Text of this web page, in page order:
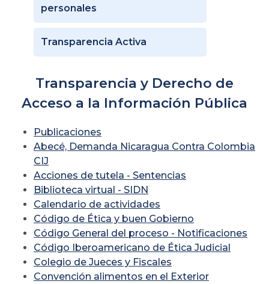
personales
Transparencia Activa
Transparencia y Derecho de
Acceso a la Información Pública
Publicaciones
Abecé, Demanda Nicaragua Contra Colombia
CIJ
Acciones de tutela - Sentencias
Biblioteca virtual - SIDN
Calendario de actividades
Código de Ética y buen Gobierno
Código General del proceso - Notificaciones
Código Iberoamericano de Ética Judicial
Colegio de Jueces y Fiscales
Convención alimentos en el Exterior